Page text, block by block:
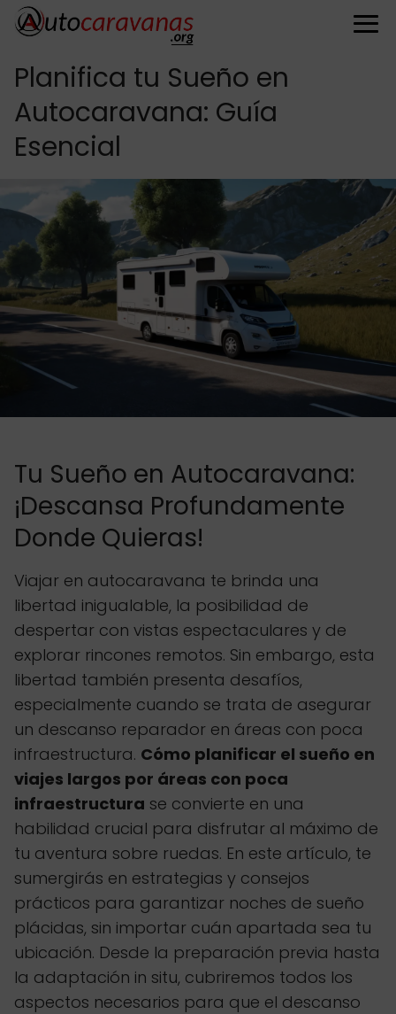
Planifica tu Sueño en
Autocaravana: Guía
Esencial
Tu Sueño en Autocaravana:
¡Descansa Profundamente
Donde Quieras!
Viajar en autocaravana te brinda una
libertad inigualable, la posibilidad de
despertar con vistas espectaculares y de
explorar rincones remotos. Sin embargo, esta
libertad también presenta desafíos,
especialmente cuando se trata de asegurar
un descanso reparador en áreas con poca
infraestructura. Cómo planificar el sueño en
viajes largos por áreas con poca
infraestructura se convierte en una
habilidad crucial para disfrutar al máximo de
tu aventura sobre ruedas. En este artículo, te
sumergirás en estrategias y consejos
prácticos para garantizar noches de sueño
plácidas, sin importar cuán apartada sea tu
ubicación. Desde la preparación previa hasta
la adaptación in situ, cubriremos todos los
aspectos necesarios para que el descanso